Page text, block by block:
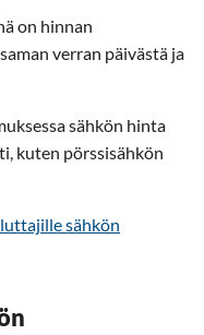
on hinnan
verran päivästä ja
sähkön hinta
kuten pörssisähkön
sähkön